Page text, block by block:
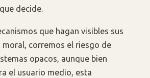
decide.
que hagan visibles sus
moral, corremos el riesgo de
opacos, aunque bien
el usuario medio, esta